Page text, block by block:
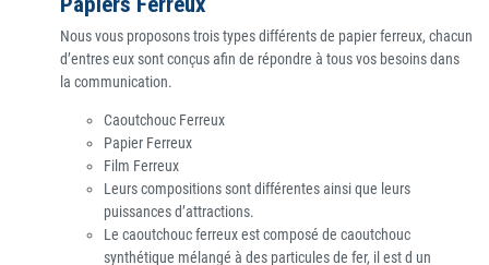
Nous vous proposons trois types différents de papier ferreux, chacun
d’entres eux sont conçus afin de répondre à tous vos besoins dans
la communication.
Caoutchouc Ferreux
Papier Ferreux
Film Ferreux
Leurs compositions sont différentes ainsi que leurs
puissances d’attractions.
Le caoutchouc ferreux est composé de caoutchouc
synthétique mélangé à des particules de fer, il est d un